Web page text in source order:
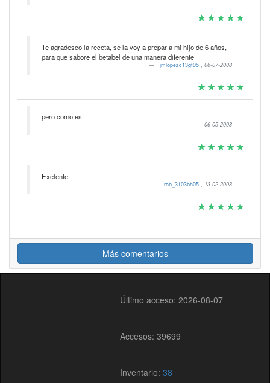
Te agradesco la receta, se la voy a prepar a mi hijo de 6 años,
para que sabore el betabel de una manera diferente
jmlopezc13gt05 , 06-07-2008
pero como es
06-05-2008
Exelente
rob_3103bh05 , 13-02-2008
Más comentarios
Último acceso: 2026-08-07
Accesos: 39699
Inventario:38